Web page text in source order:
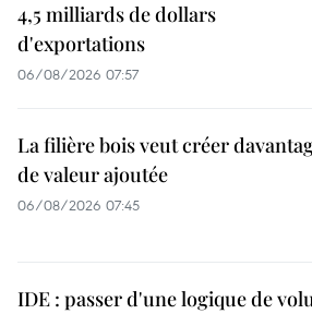
4,5 milliards de dollars
d'exportations
06/08/2026 07:57
La filière bois veut créer
de valeur ajoutée
06/08/2026 07:45
IDE : passer d'une logique de